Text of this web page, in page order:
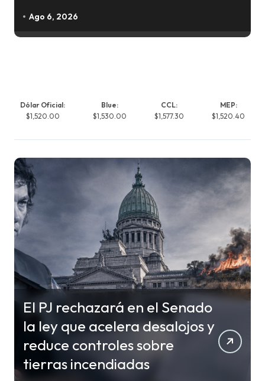
Ago 6, 2026
Dólar Oficial:
$1,520.00
Blue:
$1,530.00
CCL:
$1,577.30
MEP:
$1,520.40
El PJ rechazará en el Senado
la ley que acelera desalojos y
reduce controles sobre
tierras incendiadas